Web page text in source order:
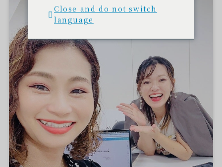
Close and do not switch
language